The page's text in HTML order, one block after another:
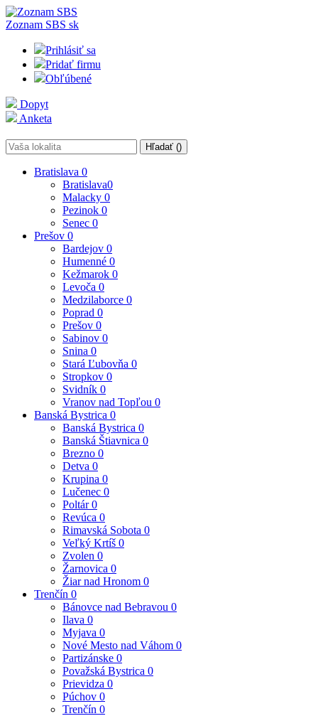
Zoznam SBS sk
Prihlásiť sa
Pridať firmu
Obľúbené
Dopyt
Anketa
Hľadať ()
Bratislava 0
Bratislava0
Malacky 0
Pezinok 0
Senec 0
Prešov 0
Bardejov 0
Humenné 0
Kežmarok 0
Levoča 0
Medzilaborce 0
Poprad 0
Prešov 0
Sabinov 0
Snina 0
Stará Ľubovňa 0
Stropkov 0
Svidník 0
Vranov nad Topľou 0
Banská Bystrica 0
Banská Bystrica 0
Banská Štiavnica 0
Brezno 0
Detva 0
Krupina 0
Lučenec 0
Poltár0
Revúca 0
Rimavská Sobota 0
Veľký Krtíš 0
Zvolen 0
Žarnovica 0
Žiar nad Hronom 0
Trenčín 0
Bánovce nad Bebravou 0
Ilava 0
Myjava 0
Nové Mesto nad Váhom 0
Partizánske 0
Považská Bystrica 0
Prievidza 0
Púchov 0
Trenčín 0